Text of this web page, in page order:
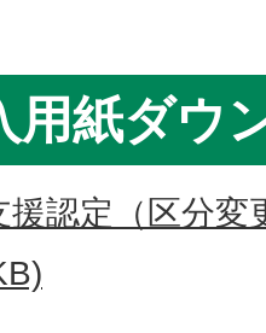
用紙ダウ
援認定（区分変